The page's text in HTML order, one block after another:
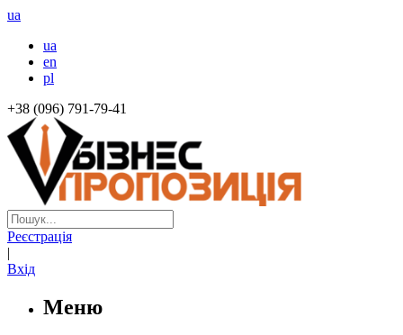
ua
ua
en
pl
+38 (096) 791-79-41
Реєстрація
|
Вхід
Меню